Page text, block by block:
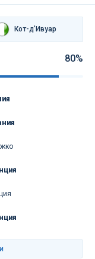
Кот-д’Ивуар
80%